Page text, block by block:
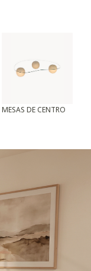
MESAS DE CENTRO